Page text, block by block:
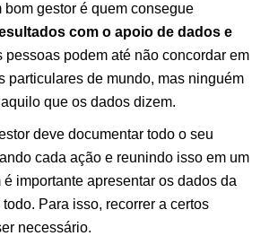
bom gestor é quem consegue
com o apoio de dados e
pessoas podem até não concordar em
particulares de mundo, mas ninguém
que os dados dizem.
deve documentar todo o seu
cada ação e reunindo isso em um
é importante apresentar os dados da
Para isso, recorrer a certos
necessário.